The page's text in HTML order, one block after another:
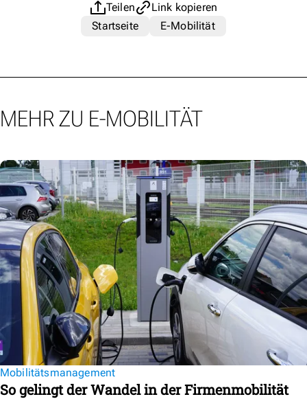
Teilen
Link kopieren
Startseite
E-Mobilität
MEHR ZU E-MOBILITÄT
Mobilitätsmanagement
So gelingt der Wandel in der Firmenmobilität